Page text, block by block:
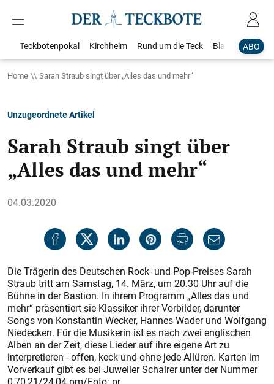
ABO
Teckbotenpokal Kirchheim Rund um die Teck Blaulicht
Home Sarah Straub singt über „Alles das und mehr“
Unzugeordnete Artikel
Sarah Straub singt über
„Alles das und mehr“
04.03.2020
Die Trägerin des Deutschen Rock- und Pop-Preises Sarah
Straub tritt am Samstag, 14. März, um 20.30 Uhr auf die
Bühne in der Bastion. In ihrem Programm „Alles das und
mehr“ präsentiert sie Klassiker ihrer Vorbilder, darunter
Songs von Konstantin Wecker, Hannes Wader und Wolfgang
Niedecken. Für die Musikerin ist es nach zwei englischen
Alben an der Zeit, diese Lieder auf ihre eigene Art zu
interpretieren - offen, keck und ohne jede Allüren. Karten im
Vorverkauf gibt es bei Juwelier Schairer unter der Nummer